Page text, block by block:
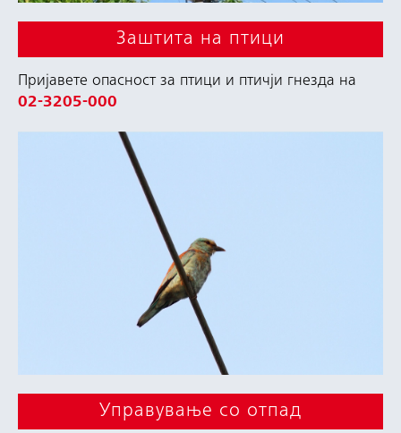
Заштита на птици
Пријавете опасност за птици и птичји гнезда на
02-3205-000
Управување со отпад